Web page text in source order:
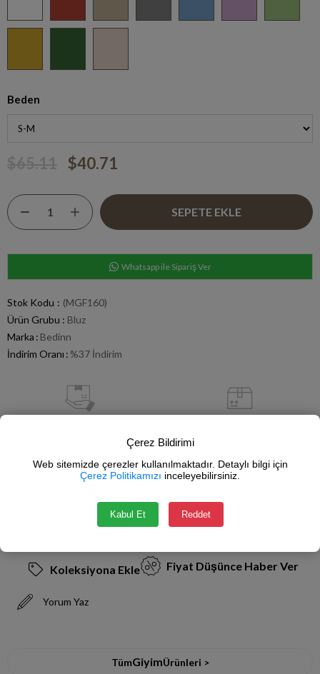
Beden
$40.71
Whatsapp ile Sipariş Ver
Stok Kodu
(MGF160)
Ürün Grubu : Bluz
Marka : Bedinn
İndirim Oranı : %37 İndirim
750 TL ve Üzeri Alışverişlerde
Güvenli Alışveriş İade Garantisi
Koleksiyona Ekle Fiyat Düşünce Haber Ver
Yorum Yaz
TümGiyimÜrünleri >
Çerez Bildirimi
Web sitemizde çerezler kullanılmaktadır. Detaylı bilgi için
Çerez Politikamızı inceleyebilirsiniz.
Kabul Et Reddet